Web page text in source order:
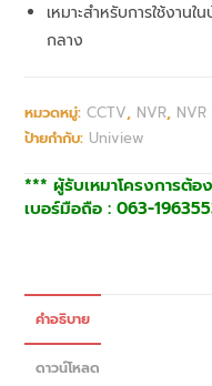
เหมาะสำหรับการใช้งาน
กลาง
หมวดหมู่:CCTV, NVR,
ป้ายกำกับ: Uniview
*** ผู้รับเหมาโครงการต้
เบอร์มือถือ : 063-
คำอธิบาย
ดาวน์โหลด